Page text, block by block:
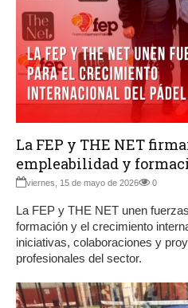
La FEP y THE NET
empleabilidad y
viernes, 15 de mayo de 2026 0
La FEP y THE NET unen
formación y el crecimiento
iniciativas, colaboraciones y
profesionales del sector.